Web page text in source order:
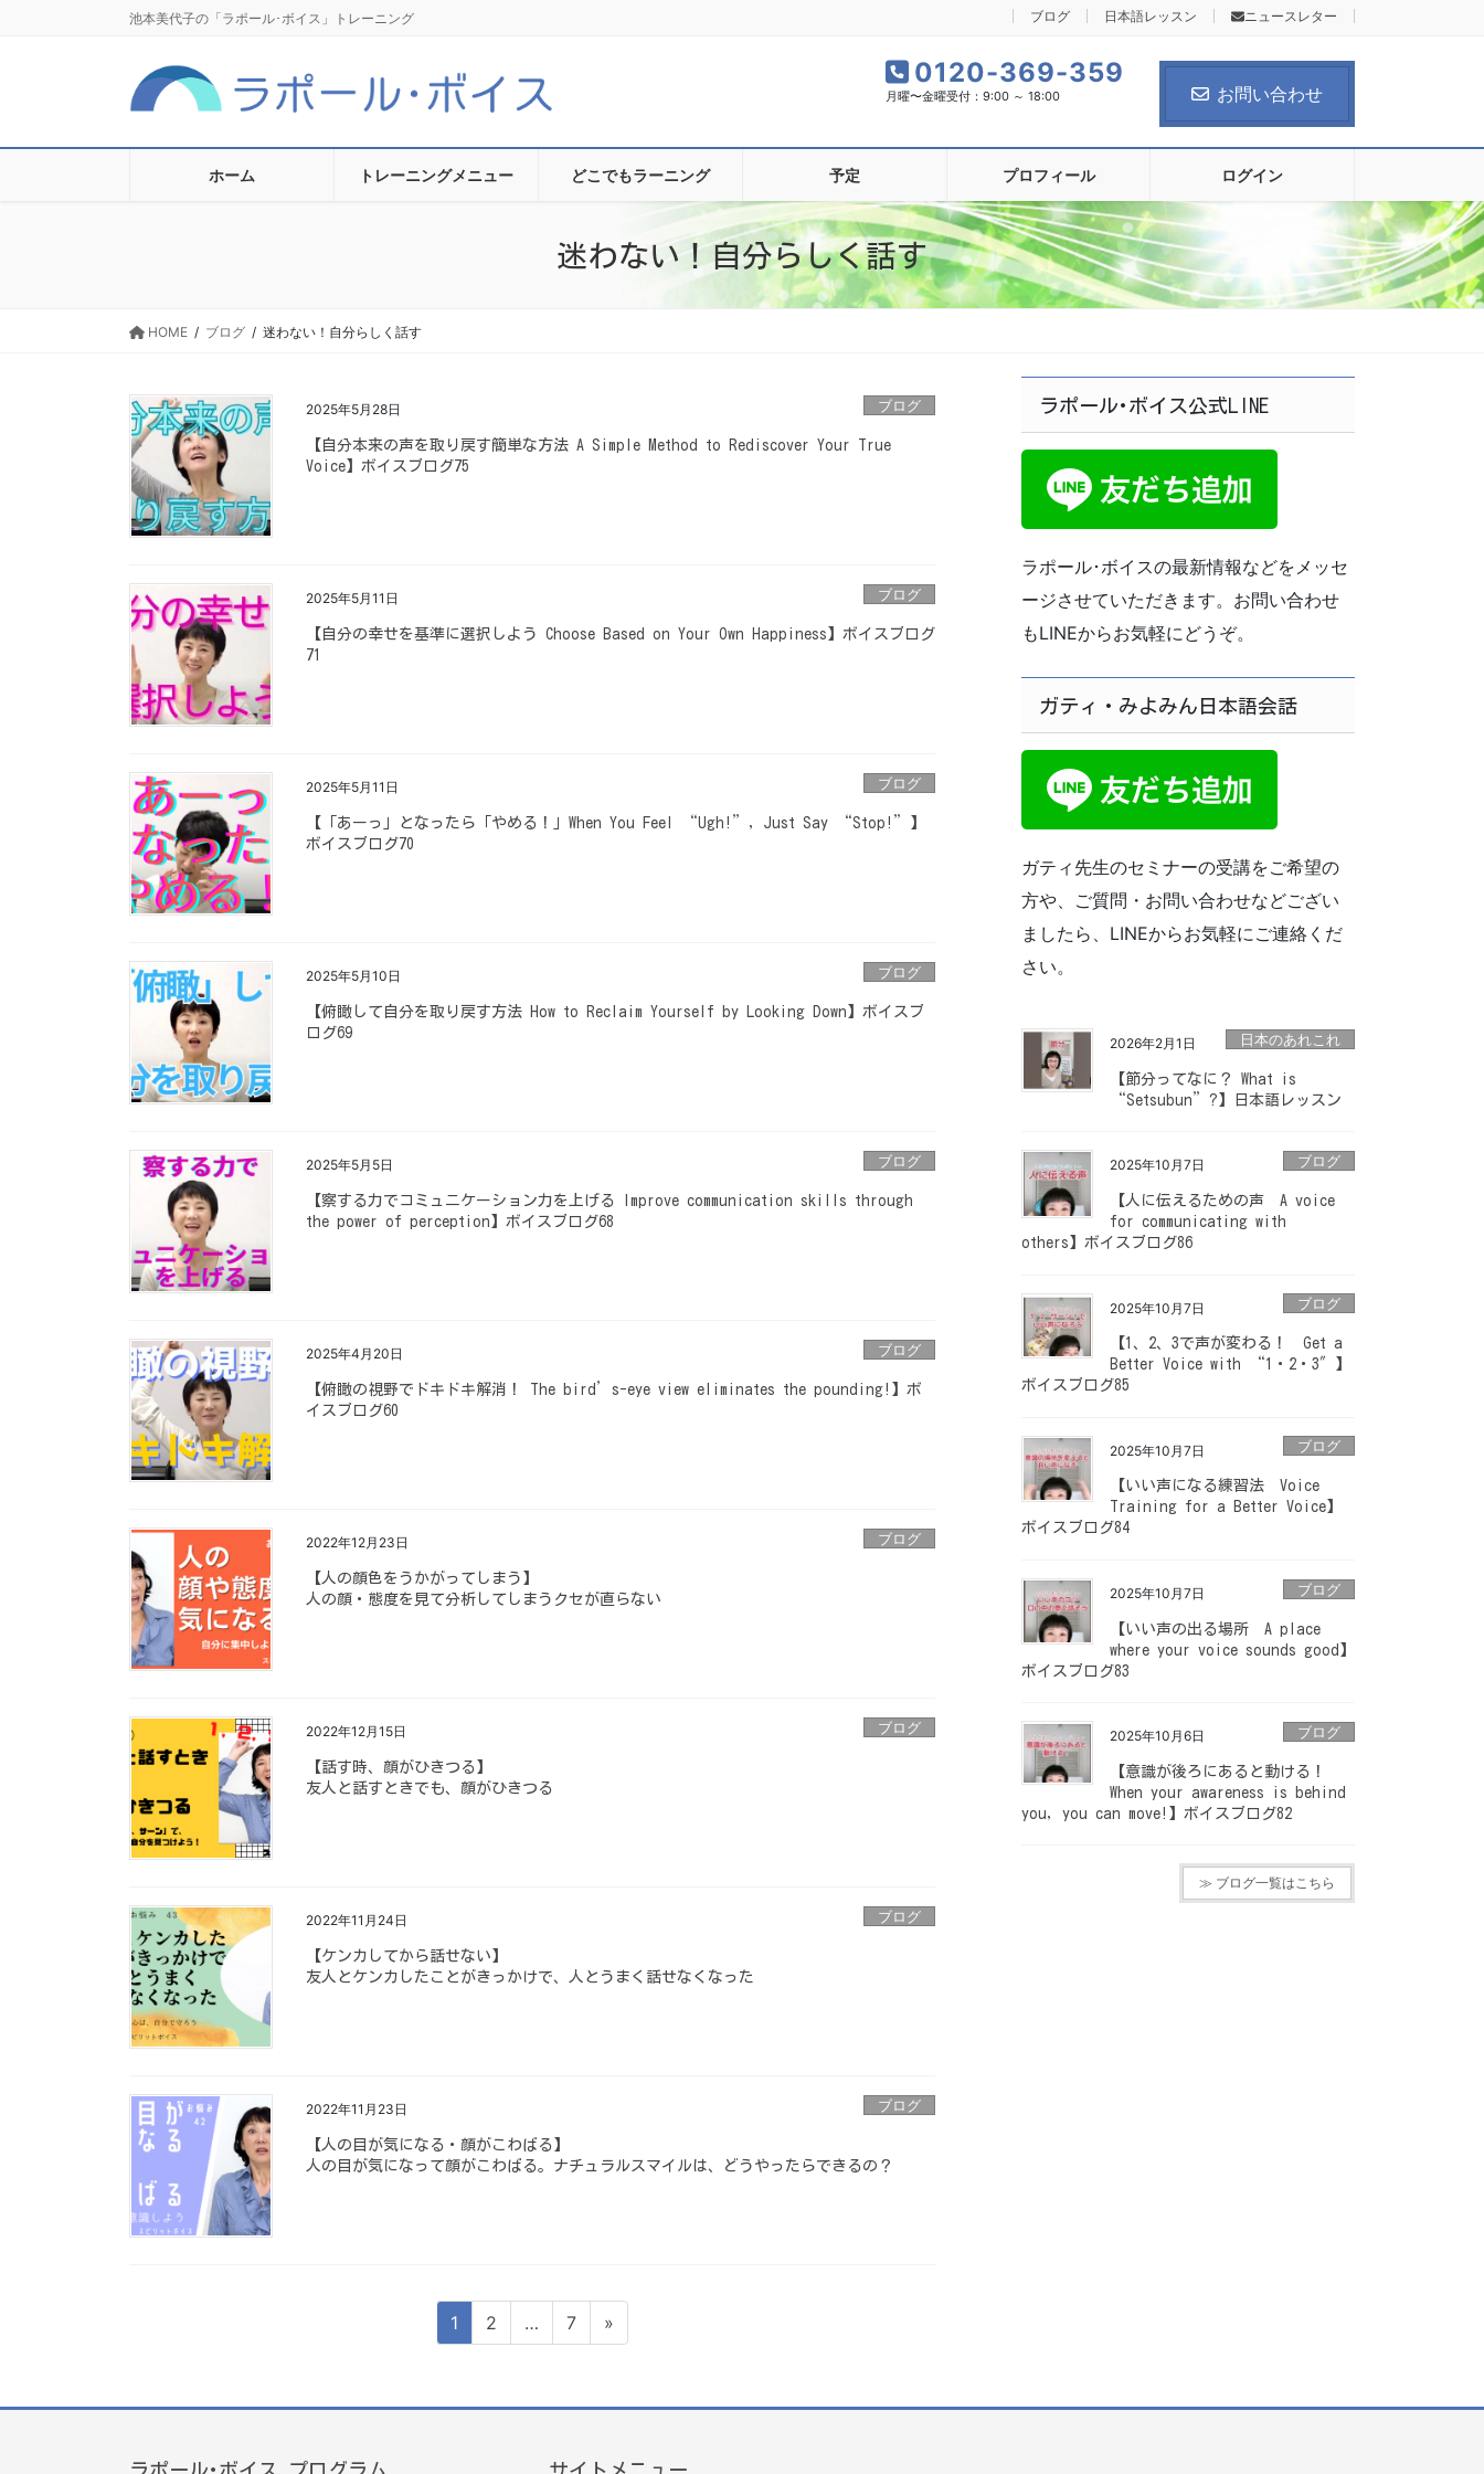
に
ョ
池本美代子の「ラポール･ボイス」トレーニング ブログ 日本語レッスン ニュースレター
0120-369-359
月曜〜金曜受付：9:00 ～ 18:00 お問い合わせ
ホーム トレーニングメニュー どこでもラーニング 予定 プロフィール ログイン
迷わない！自分らしく話す
HOME ブログ 迷わない！自分らしく話す
2025年5月28日 ブログ
【自分本来の声を取り戻す簡単な方法 A Simple Method to Rediscover Your True
Voice】ボイスブログ75
2025年5月11日 ブログ
【自分の幸せを基準に選択しよう Choose Based on Your Own Happiness】ボイスブログ
71
2025年5月11日 ブログ
【「あーっ」となったら「やめる！」When You Feel “Ugh!”, Just Say “Stop!”】
ボイスブログ70
2025年5月10日 ブログ
【俯瞰して自分を取り戻す方法 How to Reclaim Yourself by Looking Down】ボイスブ
ログ69
2025年5月5日 ブログ
【察する力でコミュニケーション力を上げる Improve communication skills through
the power of perception】ボイスブログ68
2025年4月20日 ブログ
【俯瞰の視野でドキドキ解消！ The bird’s-eye view eliminates the pounding!】ボ
イスブログ60
2022年12月23日 ブログ
【人の顔色をうかがってしまう】
人の顔・態度を見て分析してしまうクセが直らない
2022年12月15日 ブログ
【話す時、顔がひきつる】
友人と話すときでも、顔がひきつる
2022年11月24日 ブログ
【ケンカしてから話せない】
友人とケンカしたことがきっかけで、人とうまく話せなくなった
2022年11月23日 ブログ
【人の目が気になる・顔がこわばる】
人の目が気になって顔がこわばる。ナチュラルスマイルは、どうやったらできるの？
ー
ペ
ー
1
ペ
ー
2 …
ペ
ー
7 »
ラポール･ボイス公式LINE
ラポール･ボイスの最新情報などをメッセ
ージさせていただきます。お問い合わせ
もLINEからお気軽にどうぞ。
ガティ・みよみん日本語会話
ガティ先生のセミナーの受講をご希望の
方や、ご質問・お問い合わせなどござい
ましたら、LINEからお気軽にご連絡くだ
さい。
2026年2月1日 日本のあれこれ
【節分ってなに？ What is
“Setsubun”?】日本語レッスン
2025年10月7日 ブログ
【人に伝えるための声 A voice
for communicating with
others】ボイスブログ86
2025年10月7日 ブログ
【1、2、3で声が変わる！ Get a
Better Voice with “1・2・3″】
ボイスブログ85
2025年10月7日 ブログ
【いい声になる練習法 Voice
Training for a Better Voice】
ボイスブログ84
2025年10月7日 ブログ
【いい声の出る場所 A place
where your voice sounds good】
ボイスブログ83
2025年10月6日 ブログ
【意識が後ろにあると動ける！
When your awareness is behind
you, you can move!】ボイスブログ82
≫ ブログ一覧はこちら
ラポール･ボイス プログラム サイトメニュー